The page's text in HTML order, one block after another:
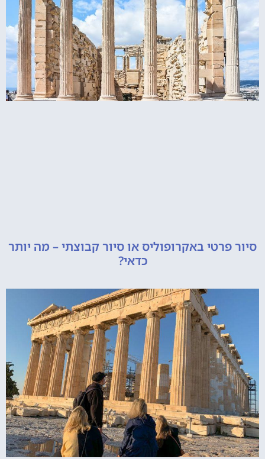
באקרופוליס או סיור קבוצתי – מה יותר